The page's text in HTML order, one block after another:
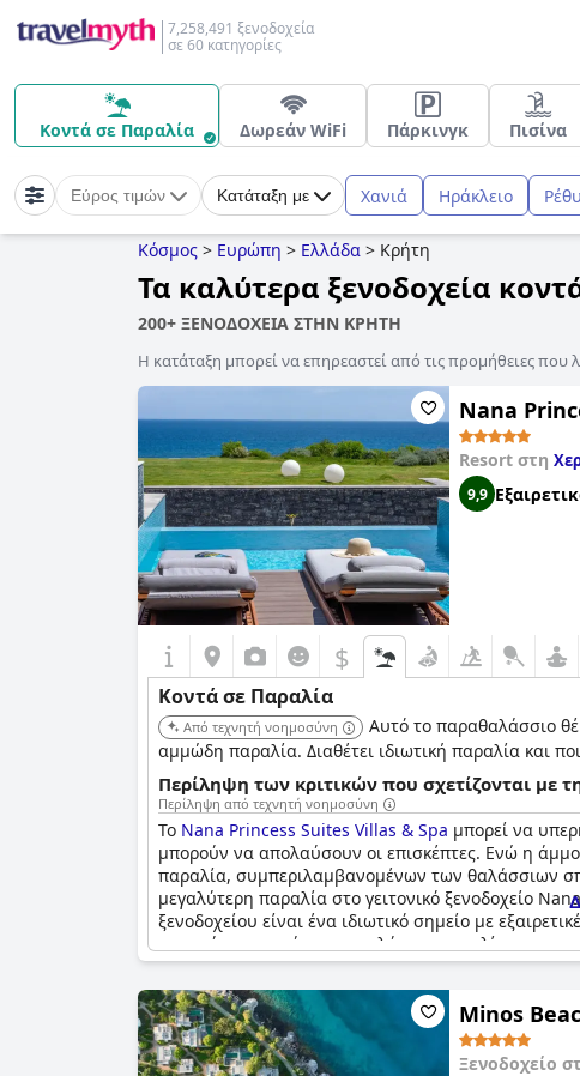
7,258,491 ξενοδοχεία
σε 60 κατηγορίες
Κοντά σε Παραλία Δωρεάν WiFi Πάρκινγκ Πισίνα
Εύρος τιμών Κατάταξη με Χανιά Ηράκλειο
Κόσμος > Ευρώπη > Ελλάδα > Κρήτη
Τα καλύτερα ξενοδοχεία
200+ ΞΕΝΟΔΟΧΕΙΑ ΣΤΗΝ ΚΡΗΤΗ
Η κατάταξη μπορεί να επηρεαστεί από τις προμήθειες που
Nana
Resort στη
9,9
$
Κοντά σε Παραλία
Από τεχνητή νοημοσύνη
Αυτό το παραθαλάσσιο
αμμώδη παραλία. Διαθέτει ιδιωτική παραλία και
Περίληψη των κριτικών που σχετίζονται με
Περίληψη από τεχνητή νοημοσύνη
Το Nana Princess Suites Villas & Spa μπορεί να
μπορούν να απολαύσουν οι επισκέπτες. Ενώ η
παραλία, συμπεριλαμβανομένων των θαλάσσιων
μεγαλύτερη παραλία στο γειτονικό ξενοδοχείο
ξενοδοχείου είναι ένα ιδιωτικό σημείο με
μπορούσε να υπάρχει μεγαλύτερη ποικιλία στο
παραλία είναι φανταστική. Ωστόσο, ορισμένοι
κολύμπι.
Minos
Ξενοδοχείο